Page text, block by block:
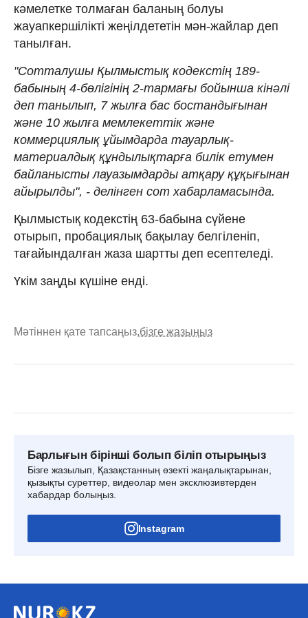
кәмелетке толмаған баланың болуы
жауапкершілікті жеңілдететін мән-жайлар деп
танылған.
"Сотталушы Қылмыстық кодекстің 189-
бабының 4-бөлігінің 2-тармағы бойынша кінәлі
деп танылып, 7 жылға бас бостандығынан
және 10 жылға мемлекеттік және
коммерциялық ұйымдарда тауарлық-
материалдық құндылықтарға билік етумен
байланысты лауазымдарды атқару құқығынан
айырылды", - делінген сот хабарламасында.
Қылмыстық кодекстің 63-бабына сүйене
отырып, пробациялық бақылау белгіленіп,
тағайындалған жаза шартты деп есептеледі.
Үкім заңды күшіне енді.
Мәтіннен қате тапсаңыз,бізге жазыңыз
Барлығын бірінші болып біліп отырыңыз
Бізге жазылып, Қазақстанның өзекті жаңалықтарынан,
қызықты суреттер, видеолар мен эксклюзивтерден
хабардар болыңыз.
Instagram